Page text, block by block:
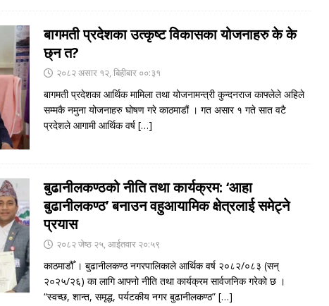
बागमती प्रदेशका उत्कृष्ट विकासका योजनाहरु के के
छ्न त?
२०८२ असार १२, बिहीबार ००:३१
बागमती प्रदेशका आर्थिक मामिला तथा योजनामन्त्री कुन्दनराज काफ्लेले अहिले
सम्मकै नमुना योजनाहरु घोषण गरे काठमाडौं । गत असार १ गते सात वटै
प्रदेशले आगामी आर्थिक वर्ष […]
बुढानीलकण्ठको नीति तथा कार्यक्रम: ‘आहा
बुढानीलकण्ठ’ बनाउन वहुआयामिक क्षेत्रलाई समेट्ने
प्रयास
२०८२ जेष्ठ २५, आईतवार २०:५९
काठमाडौँ । बुढानीलकण्ठ नगरपालिकाले आर्थिक वर्ष २०८२/०८३ (सन्
२०२५/२६) का लागि आफ्नो नीति तथा कार्यक्रम सार्वजनिक गरेको छ ।
“स्वच्छ, शान्त, समृद्ध, पर्यटकीय नगर बुढानीलकण्ठ” […]